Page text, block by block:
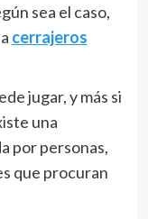
sea el caso,
cerrajeros
jugar, y más si
una
por personas,
que procuran